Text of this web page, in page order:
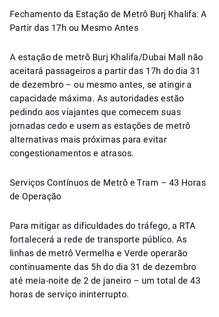
Fechamento da Estação de Metrô Burj Khalifa: A
Partir das 17h ou Mesmo Antes
A estação de metrô Burj Khalifa/Dubai Mall não
aceitará passageiros a partir das 17h do dia 31
de dezembro – ou mesmo antes, se atingir a
capacidade máxima. As autoridades estão
pedindo aos viajantes que comecem suas
jornadas cedo e usem as estações de metrô
alternativas mais próximas para evitar
congestionamentos e atrasos.
Serviços Contínuos de Metrô e Tram – 43 Horas
de Operação
Para mitigar as dificuldades do tráfego, a RTA
fortalecerá a rede de transporte público. As
linhas de metrô Vermelha e Verde operarão
continuamente das 5h do dia 31 de dezembro
até meia-noite de 2 de janeiro – um total de 43
horas de serviço ininterrupto.